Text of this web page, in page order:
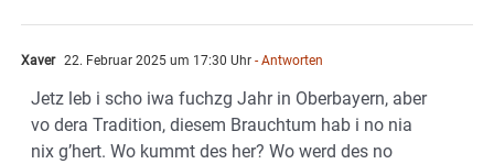
Xaver 22. Februar 2025 um 17:30 Uhr - Antworten
Jetz leb i scho iwa fuchzg Jahr in Oberbayern, aber
vo dera Tradition, diesem Brauchtum hab i no nia
nix g’hert. Wo kummt des her? Wo werd des no